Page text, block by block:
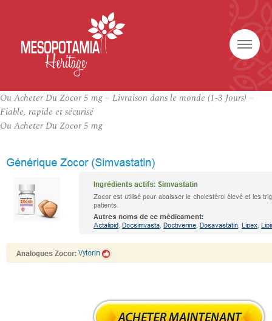
Ou Acheter Du Zocor 5 mg – Livraison dans le monde (1-3 Jours) –
Fiable, rapide et sécurisé
Ou Acheter Du Zocor 5 mg